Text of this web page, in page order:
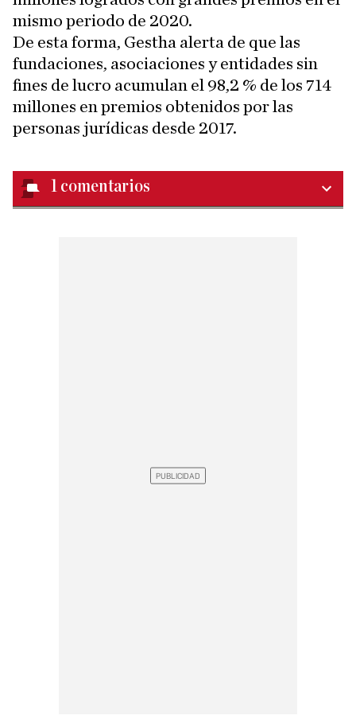
mismo periodo de 2020.
De esta forma, Gestha alerta de que las
fundaciones, asociaciones y entidades sin
fines de lucro acumulan el 98,2 % de los 714
millones en premios obtenidos por las
personas jurídicas desde 2017.
1 comentarios